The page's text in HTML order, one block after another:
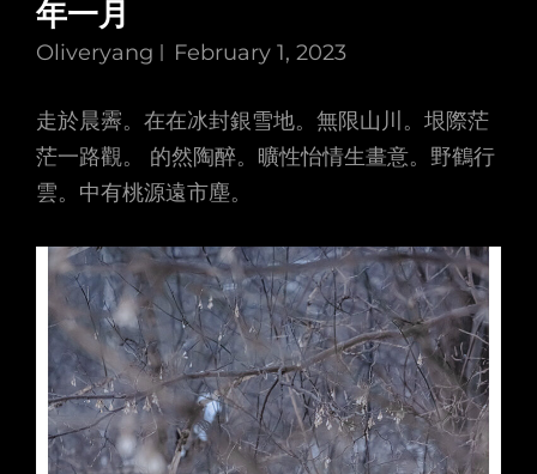
年一月
Oliveryang February 1, 2023
走於晨霽。在在冰封銀雪地。無限山川。垠際茫
茫一路觀。 的然陶醉。曠性怡情生畫意。野鶴行
雲。中有桃源遠市塵。